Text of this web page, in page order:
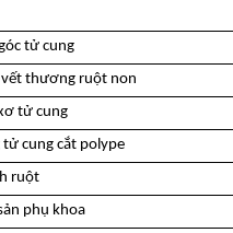
tử cung
vết thương ruột non
tử cung
cung cắt polype
ruột
phụ khoa